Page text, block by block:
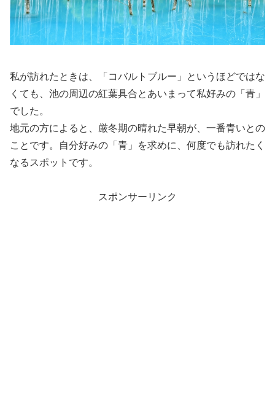
私が訪れたときは、「コバルトブルー」というほどではな
くても、池の周辺の紅葉具合とあいまって私好みの「青」
でした。
地元の方によると、厳冬期の晴れた早朝が、一番青いとの
ことです。自分好みの「青」を求めに、何度でも訪れたく
なるスポットです。
スポンサーリンク